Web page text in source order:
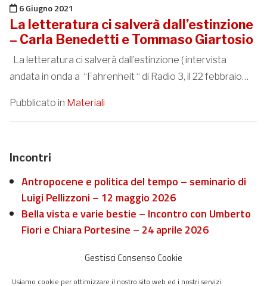
Gestisci Consenso Cookie
Usiamo cookie per ottimizzare il nostro sito web ed i nostri servizi.
Pubblicato il
6 Giugno 2021
La letteratura ci salverà dall’estinzione
– Carla Benedetti e Tommaso Giartosio
La letteratura ci salverà dall’estinzione ( intervista
andata in onda a “Fahrenheit “ di Radio 3, il 22 febbraio…
Pubblicato in Materiali
Incontri
Antropocene e politica del tempo – seminario di
Luigi Pellizzoni – 12 maggio 2026
Bella vista e varie bestie – Incontro con Umberto
Fiori e Chiara Portesine – 24 aprile 2026
Roberto Esposito e Antonio Moresco – 20 marzo
2026